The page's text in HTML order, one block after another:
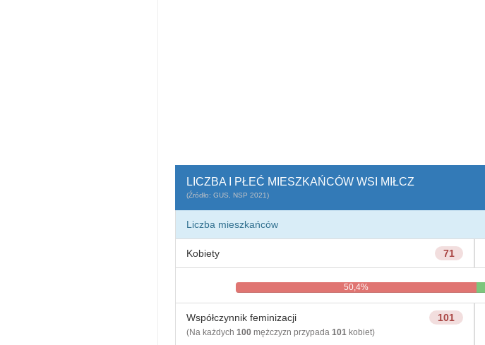
LICZBA I PŁEĆ MIESZKAŃCÓW WSI MIŁCZ
(Źródło: GUS, NSP 2021)
Liczba mieszkańców
71
Kobiety
50,4%
101
Współczynnik feminizacji
(Na każdych 100mężczyzn przypada 101kobiet)